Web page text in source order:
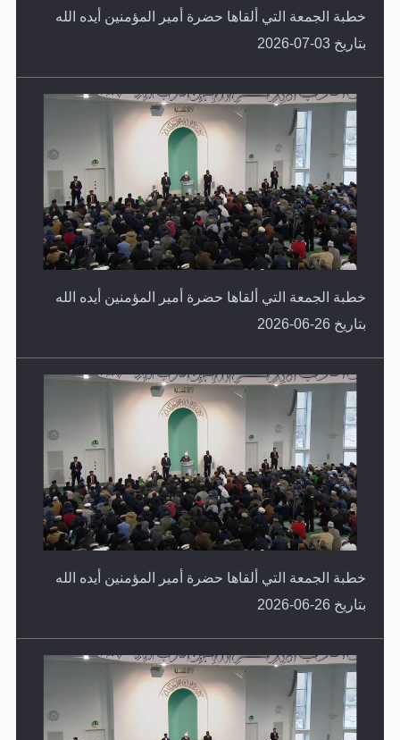
خطبة الجمعة التي ألقاها حضرة أمير المؤمنين أيده الله
خطبة الجمعة التي ألقاها حضرة أمير المؤمنين أيده الله